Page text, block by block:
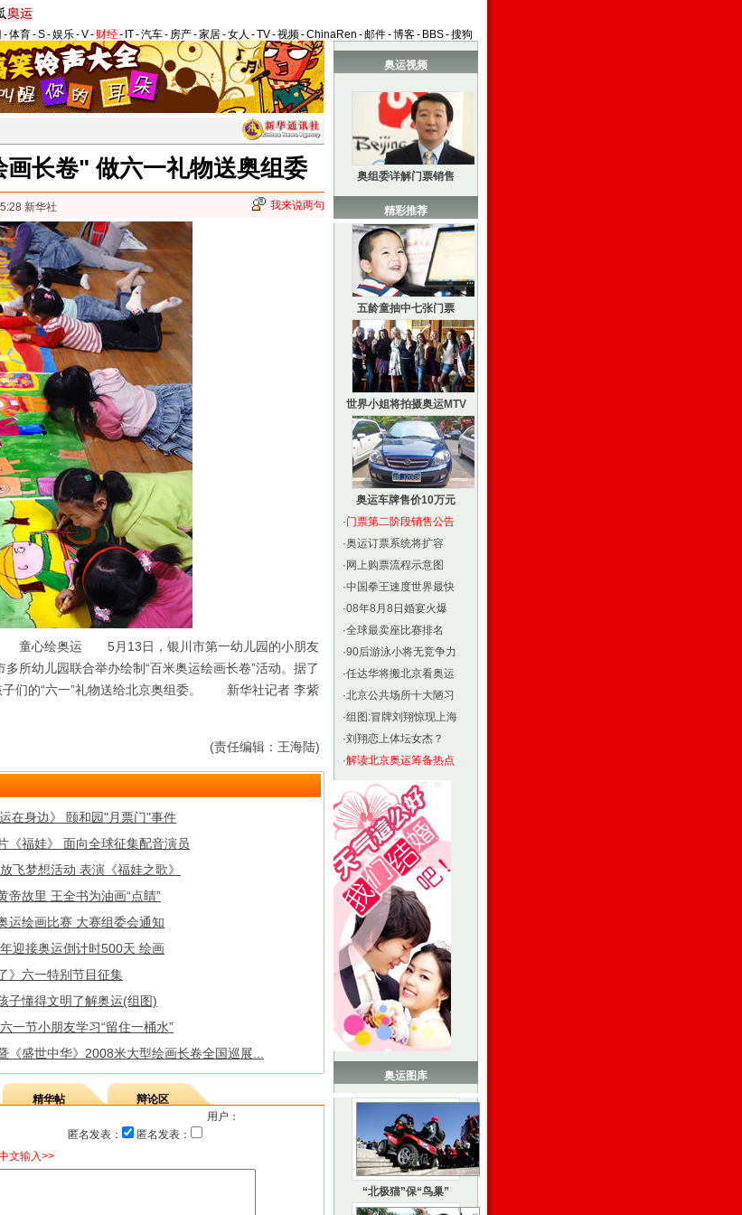
-体育-S-娱乐-V- 财经- IT-汽车- 房产-家居-女人 -TV-视频-ChinaRen -邮件-博客- BBS-搜狗
画长卷" 做六一礼物送奥组委
新华社 我来说两句
童心绘奥运 5月13日，银川市第一幼儿园的小朋友
幼儿园联合举办绘制“百米奥运绘画长卷”活动。据了
子们的“六一”礼物送给北京奥组委。 新华社记者 李紫
(责任编辑：王海陆)
在身边》 颐和园"月票门"事件
《福娃》 面向全球征集配音演员
飞梦想活动 表演《福娃之歌》
帝故里 王全书为油画“点睛”
运绘画比赛 大赛组委会通知
迎接奥运倒计时500天 绘画
》六一特别节目征集
子懂得文明了解奥运(组图)
一节小朋友学习“留住一桶水”
盛世中华》2008米大型绘画长卷全国巡展...
精华帖
辩论区
用户：
匿名发表：
匿名发表：
文输入>>
奥运视频
奥组委详解门票销售
精彩推荐
五龄童抽中七张门票
世界小姐将拍摄奥运MTV
奥运车牌售价10万元
·门票第二阶段销售公告
·奥运订票系统将扩容
· 网上购票流程示意图
·中国拳王速度世界最快
·08年8月8日婚宴火爆
·全球最卖座比赛排名
·90后游泳小将无竞争力
·任达华将搬北京看奥运
·北京公共场所十大陋习
·组图:冒牌刘翔惊现上海
·刘翔恋上体坛女杰？
·解读北京奥运筹备热点
奥运图库
“北极猫”保“鸟巢”